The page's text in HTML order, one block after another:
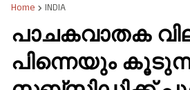
Home INDIA
പാചകവാതക
പിന്നെയും